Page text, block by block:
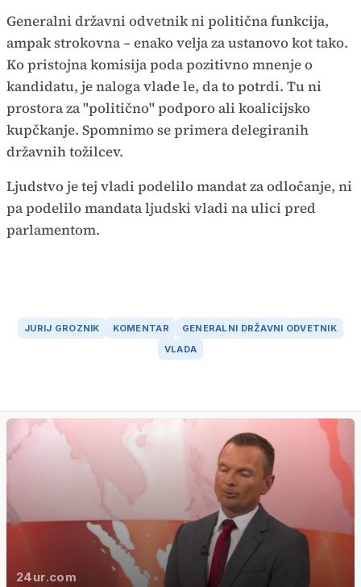
Generalni državni odvetnik ni politična funkcija,
ampak strokovna – enako velja za ustanovo kot tako.
Ko pristojna komisija poda pozitivno mnenje o
kandidatu, je naloga vlade le, da to potrdi. Tu ni
prostora za "politično" podporo ali koalicijsko
kupčkanje. Spomnimo se primera delegiranih
državnih tožilcev.
Ljudstvo je tej vladi podelilo mandat za odločanje, ni
pa podelilo mandata ljudski vladi na ulici pred
parlamentom.
JURIJ GROZNIK KOMENTAR
GENERALNI DRŽAVNI ODVETNIK
VLADA
24ur.com